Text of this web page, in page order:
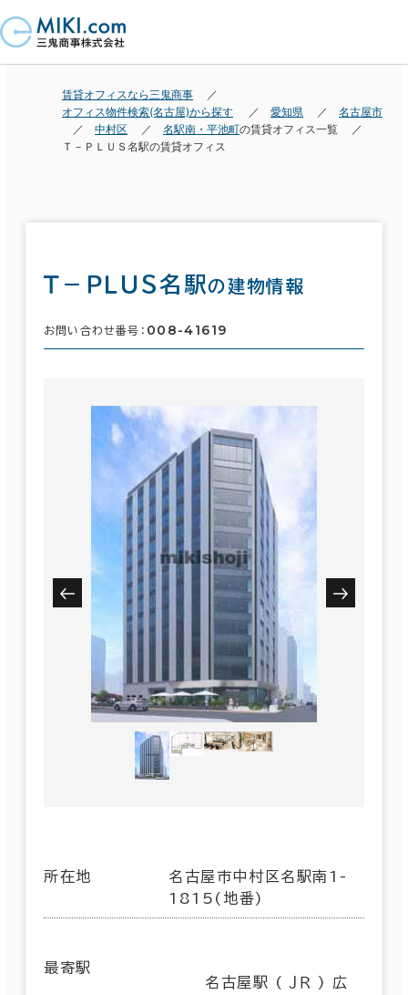
賃貸オフィスなら三鬼商事
オフィス物件検索(名古屋)から探す
愛知県
名古屋市
中村区
名駅南・平池町の賃貸オフィス一覧
Ｔ－ＰＬＵＳ名駅の賃貸オフィス
Ｔ－ＰＬＵＳ名駅の建物情報
お問い合わせ番号： 008-41619
所在地
名古屋市中村区名駅南1-
1815(地番)
最寄駅
名古屋駅 ( ＪＲ ) 広